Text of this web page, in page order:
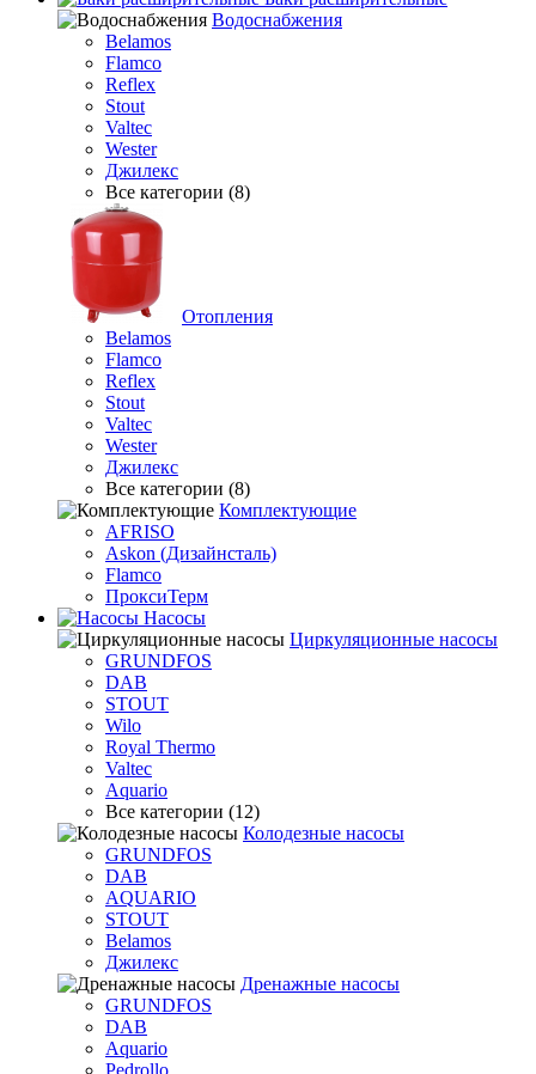
Водоснабжения
Belamos
Flamco
Reflex
Stout
Valtec
Wester
Джилекс
Все категории (8)
Отопления
Belamos
Flamco
Reflex
Stout
Valtec
Wester
Джилекс
Все категории (8)
Комплектующие
AFRISO
Askon (Дизайнсталь)
Flamco
ПроксиТерм
Насосы
Циркуляционные насосы
GRUNDFOS
DAB
STOUT
Wilo
Royal Thermo
Valtec
Aquario
Все категории (12)
Колодезные насосы
GRUNDFOS
DAB
AQUARIO
STOUT
Belamos
Джилекс
Дренажные насосы
GRUNDFOS
DAB
Aquario
Pedrollo